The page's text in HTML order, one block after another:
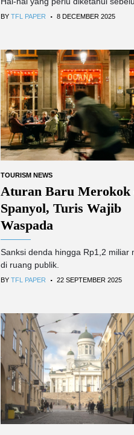
BY TFL PAPER . 8 DECEMBER 2025
TOURISM NEWS
Aturan Baru Merokok
Spanyol, Turis Wajib
Waspada
Sanksi denda hingga Rp1,2 miliar
di ruang publik.
BY TFL PAPER . 22 SEPTEMBER 2025